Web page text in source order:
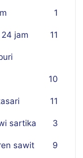
1
jam 11
10
11
sartika 3
sawit 9